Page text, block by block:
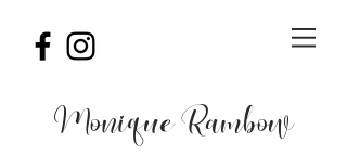
Monique Rambow